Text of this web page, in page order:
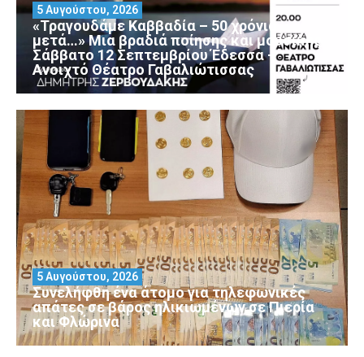
«Τραγουδάμε Καββαδία – 50 χρόνια
μετά…» Μια βραδιά ποίησης και μουσικής
Σάββατο 12 Σεπτεμβρίου Έδεσσα –
Ανοιχτό Θέατρο Γαβαλιώτισσας
5 Αυγούστου, 2026
Συνελήφθη ένα άτομο για τηλεφωνικές
απάτες σε βάρος ηλικιωμένων σε Πιερία
και Φλώρινα
5 Αυγούστου, 2026